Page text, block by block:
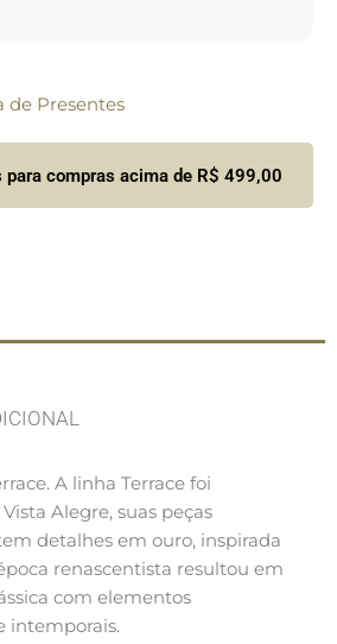
de Presentes
para compras acima de R$ 499,00
A linha Terrace foi
Alegre, suas peças
detalhes em ouro, inspirada
renascentista resultou em
com elementos
intemporais.